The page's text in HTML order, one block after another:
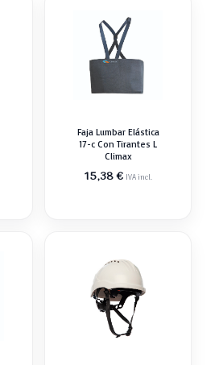
Faja Lumbar Elástica
17-c Con Tirantes L
Climax
15,38€ IVA incl.